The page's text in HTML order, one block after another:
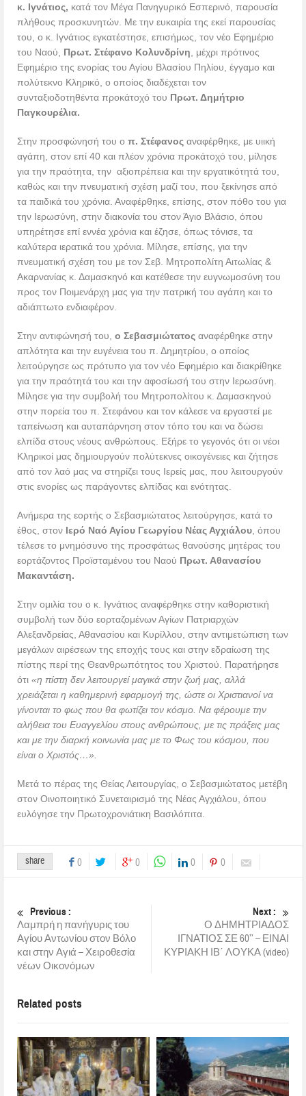
κ. Ιγνάτιος, κατά τον Μέγα Πανηγυρικό Εσπερινό, παρουσία
πλήθους προσκυνητών. Με την ευκαιρία της εκεί παρουσίας
του, ο κ. Ιγνάτιος εγκατέστησε, επισήμως, τον νέο Εφημέριο
του Ναού, Πρωτ. Στέφανο Κολυνδρίνη , μέχρι πρότινος
Εφημέριο της ενορίας του Αγίου Βλασίου Πηλίου, έγγαμο και
πολύτεκνο Κληρικό, ο οποίος διαδέχεται τον
συνταξιοδοτηθέντα προκάτοχό του Πρωτ. Δημήτριο
Παγκουρέλια.
Στην προσφώνησή του οπ. Στέφανος αναφέρθηκε, με υιική
αγάπη, στον επί 40 και πλέον χρόνια προκάτοχό του, μίλησε
για την πραότητα, την αξιοπρέπεια και την εργατικότητά του,
καθώς και την πνευματική σχέση μαζί του, που ξεκίνησε από
τα παιδικά του χρόνια. Αναφέρθηκε, επίσης, στον πόθο του για
την Ιερωσύνη, στην διακονία του στον Άγιο Βλάσιο, όπου
υπηρέτησε επί εννέα χρόνια και έζησε, όπως τόνισε, τα
καλύτερα ιερατικά του χρόνια. Μίλησε, επίσης, για την
πνευματική σχέση του με τον Σεβ. Μητροπολίτη Αιτωλίας &
Ακαρνανίας κ. Δαμασκηνό και κατέθεσε την ευγνωμοσύνη του
προς τον Ποιμενάρχη μας για την πατρική του αγάπη και το
αδιάπτωτο ενδιαφέρον.
Στην αντιφώνησή του,ο Σεβασμιώτατος αναφέρθηκε στην
απλότητα και την ευγένεια του π. Δημητρίου, ο οποίος
λειτούργησε ως πρότυπο για τον νέο Εφημέριο και διακρίθηκε
για την πραότητά του και την αφοσίωσή του στην Ιερωσύνη.
Μίλησε για την συμβολή του Μητροπολίτου κ. Δαμασκηνού
στην πορεία του π. Στεφάνου και τον κάλεσε να εργαστεί με
ταπείνωση και αυταπάρνηση στον τόπο του και να δώσει
ελπίδα στους νέους ανθρώπους. Εξήρε το γεγονός ότι οι νέοι
Κληρικοί μας δημιουργούν πολύτεκνες οικογένειες και ζήτησε
από τον λαό μας να στηρίζει τους Ιερείς μας, που λειτουργούν
στις ενορίες ως παράγοντες ελπίδας και ενότητας.
Ανήμερα της εορτής ο Σεβασμιώτατος λειτούργησε, κατά το
έθος, στον Ιερό Ναό Αγίου Γεωργίου Νέας Αγχιάλου , όπου
τέλεσε το μνημόσυνο της προσφάτως θανούσης μητέρας του
εορτάζοντος Προϊσταμένου του Ναού Πρωτ. Αθανασίου
Μακαντάση.
Στην ομιλία του ο κ. Ιγνάτιος αναφέρθηκε στην καθοριστική
συμβολή των δύο εορταζομένων Αγίων Πατριαρχών
Αλεξανδρείας, Αθανασίου και Κυρίλλου, στην αντιμετώπιση των
μεγάλων αιρέσεων της εποχής τους και στην εδραίωση της
πίστης περί της Θεανθρωπότητος του Χριστού. Παρατήρησε
ότι«η πίστη δεν λειτουργεί μαγικά στην ζωή μας, αλλά
χρειάζεται η καθημερινή εφαρμογή της, ώστε οι Χριστιανοί να
γίνονται το φως που θα φωτίζει τον κόσμο. Να φέρουμε την
αλήθεια του Ευαγγελίου στους ανθρώπους, με τις πράξεις μας
και με την διαρκή κοινωνία μας με το Φως του κόσμου, που
είναι ο Χριστός…».
Μετά το πέρας της Θείας Λειτουργίας, ο Σεβασμιώτατος μετέβη
στον Οινοποιητικό Συνεταιρισμό της Νέας Αγχιάλου, όπου
ευλόγησε την Πρωτοχρονιάτικη Βασιλόπιτα.
share 0 0 0 0
Previous :
Λαμπρή η πανήγυρις του
Αγίου Αντωνίου στον Βόλο
και στην Αγιά – Χειροθεσία
νέων Οικονόμων
Next :
Ο ΔΗΜΗΤΡΙΑΔΟΣ
ΙΓΝΑΤΙΟΣ ΣΕ 60’’ – ΕΙΝΑΙ
ΚΥΡΙΑΚΗ ΙΒ΄ ΛΟΥΚΑ (video)
Related posts